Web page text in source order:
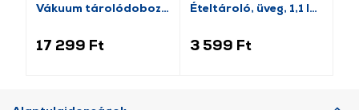
Vákuum tárolódoboz,
17 299 Ft
Ételtároló, üveg, 1,1 l
3 599 Ft